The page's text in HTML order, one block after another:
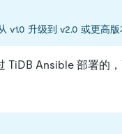
v1.0 升级到 v2.0 或更高版
TiDB Ansible 部署的